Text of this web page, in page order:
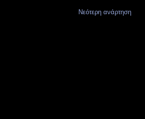
Νεότερη ανάρτηση